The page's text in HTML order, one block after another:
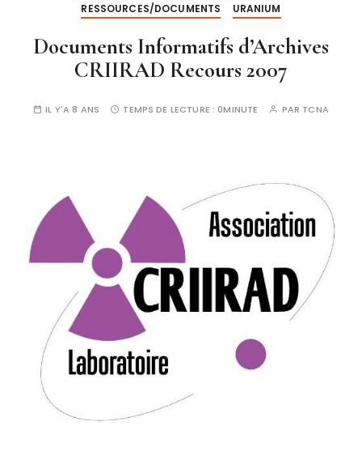
RESSOURCES/DOCUMENTS
URANIUM
Documents Informatifs d’Archives
CRIIRAD Recours 2007
IL Y'A 8 ANS TEMPS DE LECTURE : 0MINUTE PAR TCNA